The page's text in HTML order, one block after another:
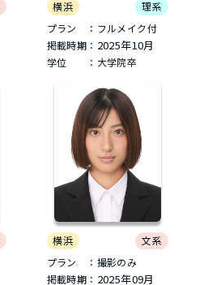
横浜
理系
プラン ：フルメイク付
掲載時期： 2025年10月
学位 ：大学院卒
横浜
文系
プラン ：撮影のみ
掲載時期： 2025年09月